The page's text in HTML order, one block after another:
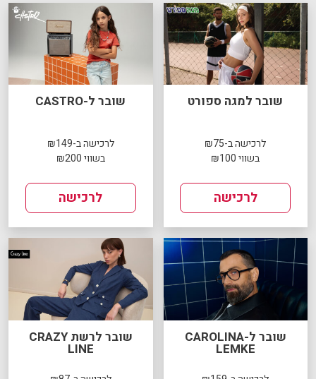
שובר למגה ספורט
לרכישה ב-₪75
בשווי ₪100
לרכישה
שובר ל-CASTRO
לרכישה ב-₪149
בשווי ₪200
לרכישה
שובר ל-CAROLINA
LEMKE
שובר לרשת CRAZY
LINE